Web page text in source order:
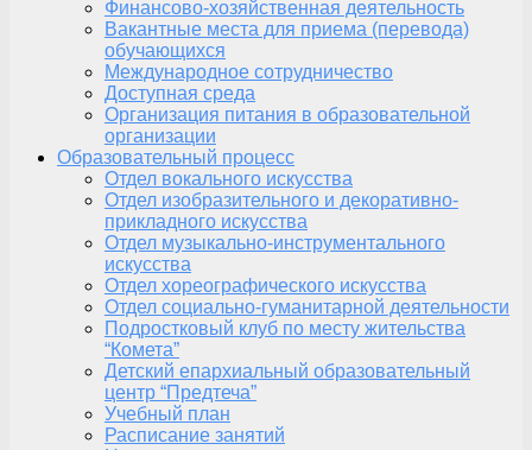
Финансово-хозяйственная деятельность
Вакантные места для приема (перевода)
обучающихся
Международное сотрудничество
Доступная среда
Организация питания в образовательной
организации
Образовательный процесс
Отдел вокального искусства
Отдел изобразительного и декоративно-
прикладного искусства
Отдел музыкально-инструментального
искусства
Отдел хореографического искусства
Отдел социально-гуманитарной деятельности
Подростковый клуб по месту жительства
“Комета”
Детский епархиальный образовательный
центр “Предтеча”
Учебный план
Расписание занятий